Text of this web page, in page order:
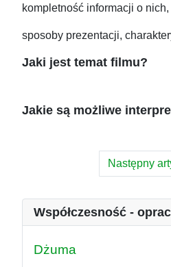
kompletność informacji o nich,
sposoby prezentacji,
Jaki jest temat filmu?
Jakie są możliwe
Następny
Współczesność -
Dżuma